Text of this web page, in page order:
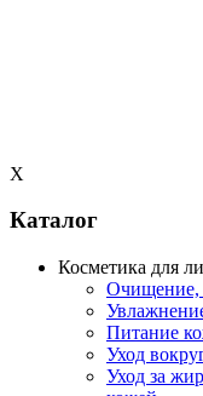
X
Каталог
Косметика для
Очищение,
Питание
Уход
Уход за